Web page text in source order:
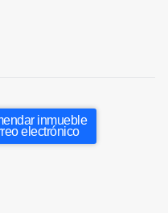
inmueble
electrónico